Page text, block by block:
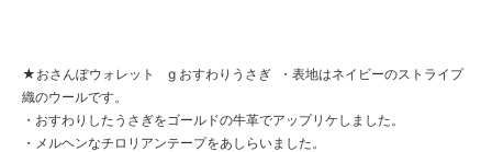
★おさんぽウォレット g おすわりうさぎ ・表地はネイビーのストライプ
織のウールです。
・おすわりしたうさぎをゴールドの牛革でアップリケしました。
・メルヘンなチロリアンテープをあしらいました。